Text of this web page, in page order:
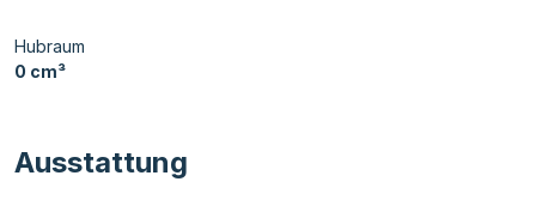
Hubraum
0 cm³
Ausstattung